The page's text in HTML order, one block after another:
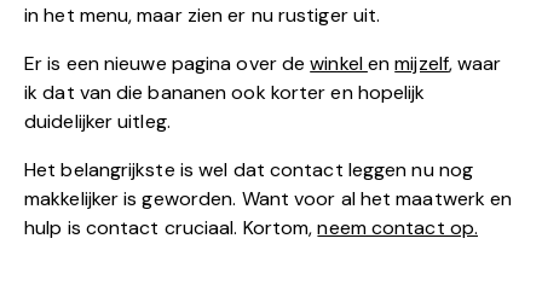
in het menu, maar zien er nu rustiger uit.
Er is een nieuwe pagina over dewinkelenmijzelf, waar
ik dat van die bananen ook korter en hopelijk
duidelijker uitleg.
Het belangrijkste is wel dat contact leggen nu nog
makkelijker is geworden. Want voor al het maatwerk en
hulp is contact cruciaal. Kortom,neem contact op.